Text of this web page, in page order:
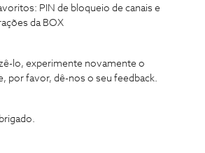
PIN de bloqueio de canais e
da BOX
lo, experimente novamente o
por favor, dê-nos o seu feedback.